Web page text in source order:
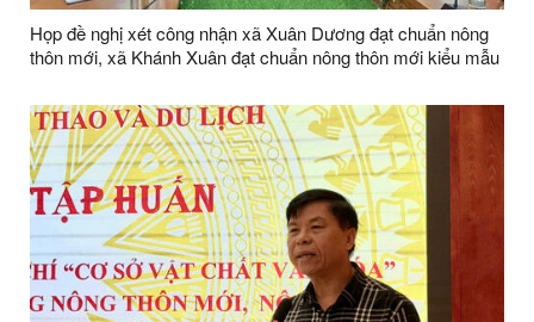
Họp đề nghị xét công nhận xã Xuân Dương đạt chuẩn nông
thôn mới, xã Khánh Xuân đạt chuẩn nông thôn mới kiểu mẫu